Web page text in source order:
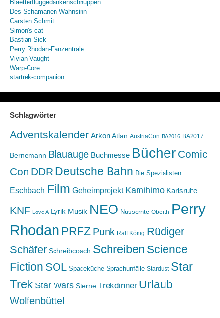
Blaetterfluggedankenschnuppen
Des Schamanen Wahnsinn
Carsten Schmitt
Simon's cat
Bastian Sick
Perry Rhodan-Fanzentrale
Vivian Vaught
Warp-Core
startrek-companion
Schlagwörter
Adventskalender Arkon Atlan AustriaCon BA2016 BA2017
Bernemann Blauauge Buchmesse Bücher Comic
Con DDR Deutsche Bahn Die Spezialisten
Eschbach Film Geheimprojekt Kamihimo Karlsruhe
KNF Love A Lyrik Musik NEO Nussernte Oberth Perry
Rhodan PRFZ Punk Ralf König Rüdiger
Schäfer Schreibcoach Schreiben Science
Fiction SOL Spaceküche Sprachunfälle Stardust Star
Trek Star Wars Sterne Trekdinner Urlaub
Wolfenbüttel